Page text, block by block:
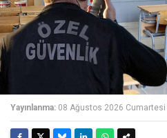
Yayınlanma: 08 Ağustos 2026 Cumartesi